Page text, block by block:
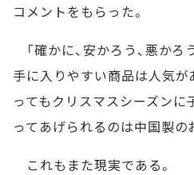
コメントをもらった。
「確かに、安かろう、悪か
手に入りやすい商品は人気が
ってもクリスマスシーズンに
ってあげられるのは中国製の
これもまた現実である。